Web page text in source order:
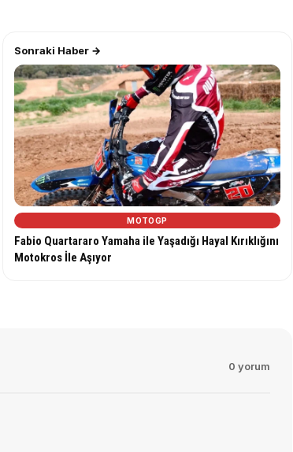
Sonraki Haber →
MOTOGP
Fabio Quartararo Yamaha ile Yaşadığı Hayal Kırıklığını
Motokros İle Aşıyor
0 yorum